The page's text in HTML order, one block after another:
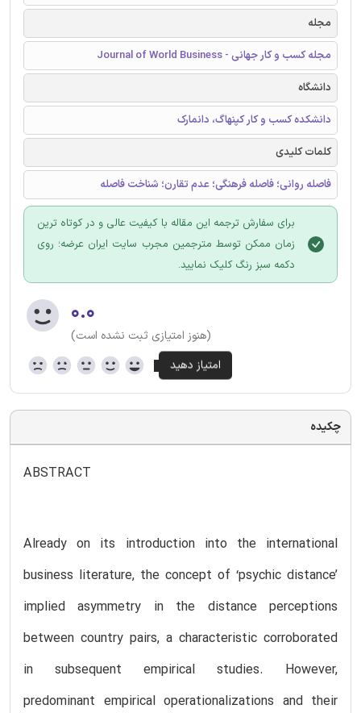
مجله
مجله کسب و کار جهانی - Journal of World Business
دانشگاه
دانشکده کسب و کار کپنهاگ، دانمارک
کلمات کلیدی
فاصله روانی؛ فاصله فرهنگی؛ عدم تقارن؛ شناخت فاصله
برای سفارش ترجمه این مقاله با کیفیت عالی و در کوتاه ترین
زمان ممکن توسط مترجمین مجرب سایت ایران عرضه؛ روی
دکمه سبز رنگ کلیک نمایید.
۰.۰
(هنوز امتیازی ثبت نشده است)
چکیده
ABSTRACT
Already on its introduction into the international
business literature, the concept of ‘psychic distance’
implied asymmetry in the distance perceptions
between country pairs, a characteristic corroborated
in subsequent empirical studies. However,
predominant empirical operationalizations and their